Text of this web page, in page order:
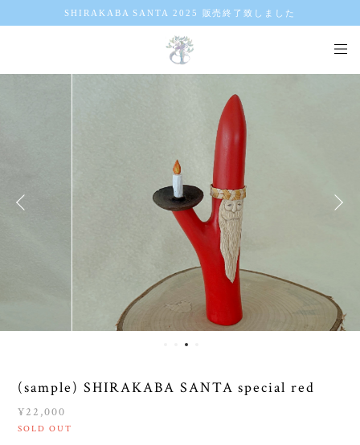
SHIRAKABA SANTA 2025 販売終了致しました
(sample) SHIRAKABA SANTA special red
¥22,000
SOLD OUT